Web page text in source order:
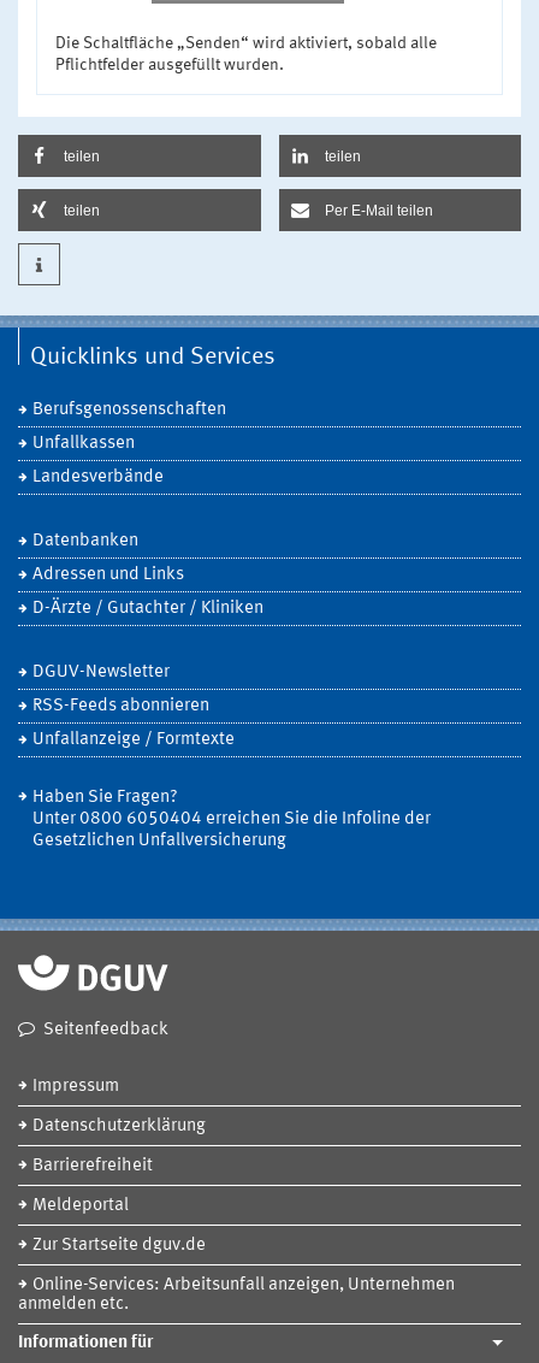
Die Schaltfläche „Senden“ wird aktiviert, sobald alle
Pflichtfelder ausgefüllt wurden.
teilen teilen
teilen Per E-Mail teilen
Quicklinks und Services
Berufsgenossenschaften
Unfallkassen
Landesverbände
Datenbanken
Adressen und Links
D-Ärzte / Gutachter / Kliniken
DGUV-Newsletter
RSS-Feeds abonnieren
Unfallanzeige / Formtexte
Haben Sie Fragen?
Unter 0800 6050404 erreichen Sie die Infoline der
Gesetzlichen Unfallversicherung
Seitenfeedback
Impressum
Datenschutzerklärung
Barrierefreiheit
Meldeportal
Zur Startseite dguv.de
Online-Services: Arbeitsunfall anzeigen, Unternehmen
anmelden etc.
Informationen für